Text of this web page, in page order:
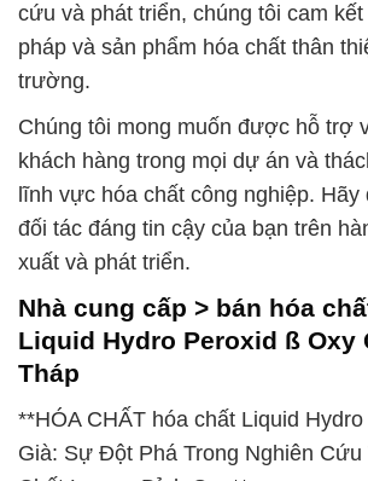
cứu và phát triển, chúng tôi cam
pháp và sản phẩm hóa chất thân
trường.
Chúng tôi mong muốn được hỗ trợ
khách hàng trong mọi dự án và
lĩnh vực hóa chất công nghiệp. Hãy
đối tác đáng tin cậy của bạn trên
xuất và phát triển.
Nhà cung cấp > bán hóa
Liquid Hydro Peroxid ß Oxy
Tháp
**HÓA CHẤT hóa chất Liquid
Già: Sự Đột Phá Trong Nghiên Cứu